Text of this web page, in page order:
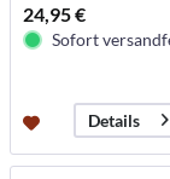
24,95 €
Sofort
Details